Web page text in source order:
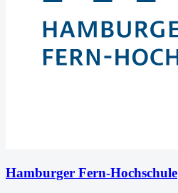
Hamburger Fern-Hochschule